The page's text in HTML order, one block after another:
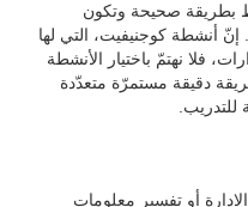
بطريقة صحيحة وتكون
إنّ أنشطة كوجنيفيت، التي لها
فلا نهتمّ باختيار الأنشطة
دقيقة مستمرّة متعدّدة
للتدريب.
أو تفسير معلومات